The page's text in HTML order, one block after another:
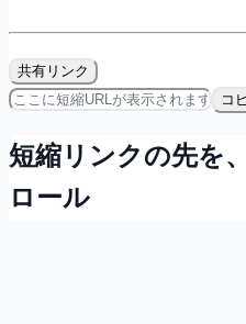
共有リンク
コ
短縮リンクの先を
ロール